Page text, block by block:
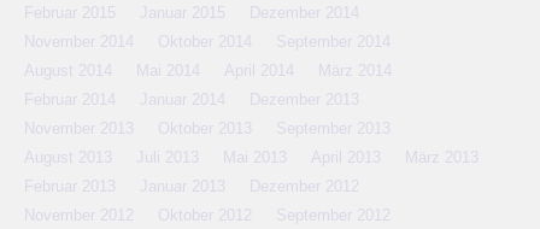
Februar 2015
Januar 2015
Dezember 2014
November 2014
Oktober 2014
September 2014
August 2014
Mai 2014 April 2014
März 2014
Februar 2014
Januar 2014
Dezember 2013
November 2013
Oktober 2013
September 2013
August 2013
Juli 2013 Mai 2013 April 2013
März 2013
Februar 2013
Januar 2013
Dezember 2012
November 2012
Oktober 2012
September 2012